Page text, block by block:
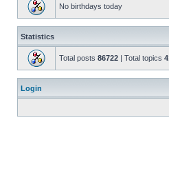
No birthdays today
Statistics
Total posts 86722 | Total topics
Login